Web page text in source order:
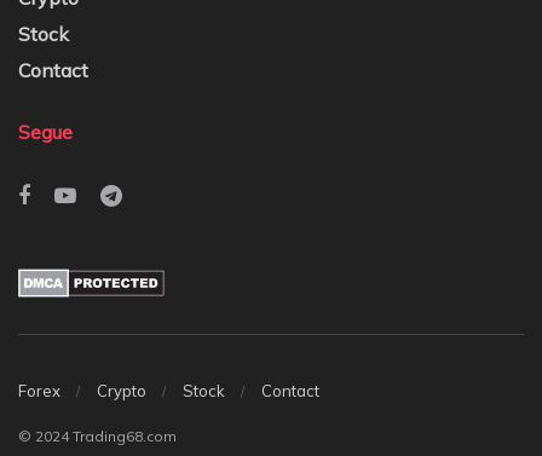
Stock
Contact
Segue
Forex Crypto Stock Contact
© 2024 Trading68.com